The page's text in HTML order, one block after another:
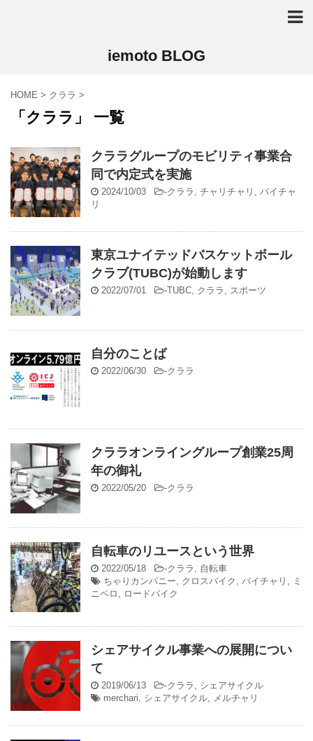
iemoto BLOG
HOME > クララ >
「クララ」 一覧
クララグループのモビリティ事業合
同で内定式を実施
2024/10/03 -クララ , チャリチャリ , バイチャ
リ
東京ユナイテッドバスケットボール
クラブ(TUBC)が始動します
2022/07/01 -TUBC, クララ , スポーツ
自分のことば
2022/06/30 -クララ
クララオンライングループ創業25周
年の御礼
2022/05/20 -クララ
自転車のリユースという世界
2022/05/18 -クララ , 自転車
ちゃりカンパニー, クロスバイク , バイチャリ , ミ
ニベロ , ロードバイク
シェアサイクル事業への展開につい
て
2019/06/13 -クララ , シェアサイクル
merchari, シェアサイクル, メルチャリ